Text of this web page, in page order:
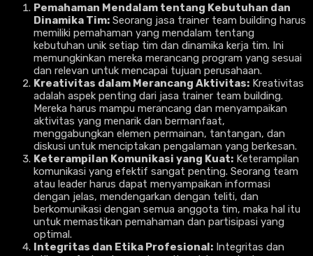
Pemahaman Mendalam tentang Kebutuhan dan
Dinamika Tim: Seorang jasa trainer team building harus
memiliki pemahaman yang mendalam tentang
kebutuhan unik setiap tim dan dinamika kerja tim. Ini
memungkinkan mereka merancang program yang sesuai
dan relevan untuk mencapai tujuan perusahaan.
Kreativitas dalam Merancang Aktivitas: Kreativitas
adalah aspek penting dari jasa trainer team building.
Mereka harus mampu merancang dan menyampaikan
aktivitas yang menarik dan bermanfaat,
menggabungkan elemen permainan, tantangan, dan
diskusi untuk menciptakan pengalaman yang berkesan.
Keterampilan Komunikasi yang Kuat: Keterampilan
komunikasi yang efektif sangat penting. Seorang team
atau leader harus dapat menyampaikan informasi
dengan jelas, mendengarkan dengan teliti, dan
berkomunikasi dengan semua anggota tim, maka hal itu
untuk memastikan pemahaman dan partisipasi yang
optimal.
Integritas dan Etika Profesional: Integritas dan